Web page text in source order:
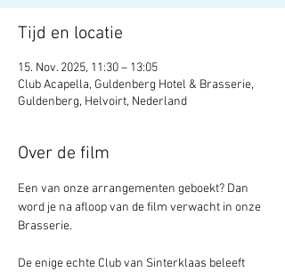
Tijd en locatie
15. Nov. 2025, 11:30 – 13:05
Club Acapella, Guldenberg Hotel & Brasserie,
Guldenberg, Helvoirt, Nederland
Over de film
Een van onze arrangementen geboekt? Dan
word je na afloop van de film verwacht in onze
Brasserie.
De enige echte Club van Sinterklaas beleeft